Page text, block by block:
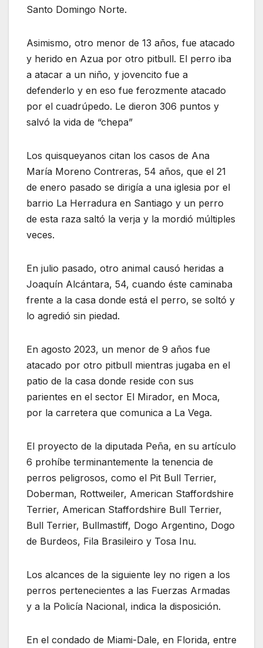
Santo Domingo Norte.
Asimismo, otro menor de 13 años, fue atacado
y herido en Azua por otro pitbull. El perro iba
a atacar a un niño, y jovencito fue a
defenderlo y en eso fue ferozmente atacado
por el cuadrúpedo. Le dieron 306 puntos y
salvó la vida de “chepa”
Los quisqueyanos citan los casos de Ana
María Moreno Contreras, 54 años, que el 21
de enero pasado se dirigía a una iglesia por el
barrio La Herradura en Santiago y un perro
de esta raza saltó la verja y la mordió múltiples
veces.
En julio pasado, otro animal causó heridas a
Joaquín Alcántara, 54, cuando éste caminaba
frente a la casa donde está el perro, se soltó y
lo agredió sin piedad.
En agosto 2023, un menor de 9 años fue
atacado por otro pitbull mientras jugaba en el
patio de la casa donde reside con sus
parientes en el sector El Mirador, en Moca,
por la carretera que comunica a La Vega.
El proyecto de la diputada Peña, en su artículo
6 prohíbe terminantemente la tenencia de
perros peligrosos, como el Pit Bull Terrier,
Doberman, Rottweiler, American Staffordshire
Terrier, American Staffordshire Bull Terrier,
Bull Terrier, Bullmastiff, Dogo Argentino, Dogo
de Burdeos, Fila Brasileiro y Tosa Inu.
Los alcances de la siguiente ley no rigen a los
perros pertenecientes a las Fuerzas Armadas
y a la Policía Nacional, indica la disposición.
En el condado de Miami-Dale, en Florida, entre